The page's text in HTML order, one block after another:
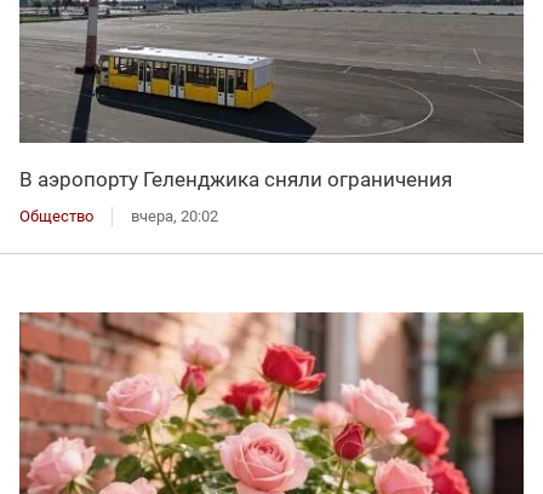
В аэропорту Геленджика сняли ограничения
Общество вчера, 20:02